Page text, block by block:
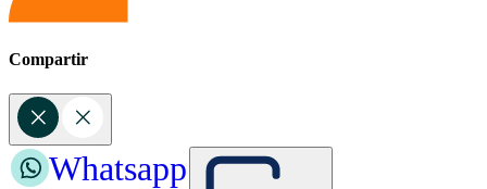
Compartir
Whatsapp